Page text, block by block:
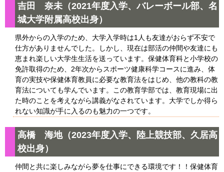
吉田 奈未（2021年度入学、バレーボール部、名
城大学附属高校出身）
県外からの入学のため、大学入学時は1人も友達がおらず不安で
仕方がありませんでした。しかし、現在は部活の仲間や友達にも
恵まれ楽しい大学生生活を送っています。保健体育科と小学校の
免許取得のため、2年次からスポーツ健康科学コースに進み、体
育の実技や保健体育教員に必要な教育法をはじめ、他の教科の教
育法についても学んでいます。この教育学部では、教育現場に出
た時のことを考えながら講義がなされています。大学でしか得ら
れない知識が手に入るのも魅力の一つです。
高橋 海地（2023年度入学、陸上競技部、久居高
校出身）
仲間と共に楽しみながら夢を仕事にできる環境です！！保健体育